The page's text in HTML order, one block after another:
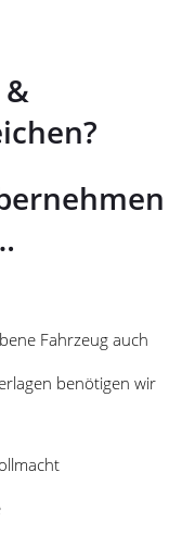
&
Fahrzeug auch
benötigen wir